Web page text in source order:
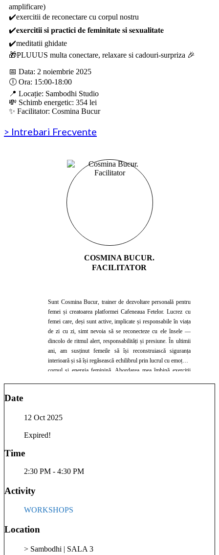
amplificare)
✔️exercitii de reconectare cu corpul nostru
✔️𝐞𝐱𝐞𝐫𝐜𝐢𝐭𝐢𝐢 𝐬𝐢 𝐩𝐫𝐚𝐜𝐭𝐢𝐜𝐢 𝐝𝐞 𝐟𝐞𝐦𝐢𝐧𝐢𝐭𝐚𝐭𝐞 𝐬𝐢 𝐬𝐞𝐱𝐮𝐚𝐥𝐢𝐭𝐚𝐭𝐞
✔️meditatii ghidate
🎁PLUUUS multa conectare, relaxare si cadouri-surpriza 🎉
📅 Data: 2 noiembrie 2025
🕕 Ora: 15:00-18:00
📍 Locație: Sambodhi Studio
💸 Schimb energetic: 354 lei
✨ Facilitator: Cosmina Bucur
> Intrebari Frecvente
COSMINA BUCUR.
FACILITATOR
Sunt Cosmina Bucur, trainer de dezvoltare personală pentru
femei și creatoarea platformei Cafeneaua Fetelor. Lucrez cu
femei care, deși sunt active, implicate și responsabile în viața
de zi cu zi, simt nevoia să se reconecteze cu ele însele —
dincolo de ritmul alert, responsabilități și presiune. În ultimii
ani, am susținut femeile să își reconstruiască siguranța
interioară și să își regăsească echilibrul prin lucrul cu emoțiile,
corpul și energia feminină. Abordarea mea îmbină exerciții
Workshopurile pe care le facilitez sunt spații în care femeile
ofere, poate pentru prima dată după mult timp, un moment
de echilibru interior, feminitate și relația cu sine. Pentru mine,
Date
12 Oct 2025
Expired!
Time
2:30 PM - 4:30 PM
Activity
WORKSHOPS
Location
> Sambodhi | SALA 3